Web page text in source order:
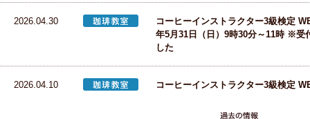
2026.04.30
コーヒーインストラクター3級検定
年5月31日（日）9時30分～11時 ※受
した
2026.04.10
コーヒーインストラクター3級検定